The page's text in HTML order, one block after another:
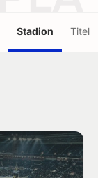
Stadion Titel